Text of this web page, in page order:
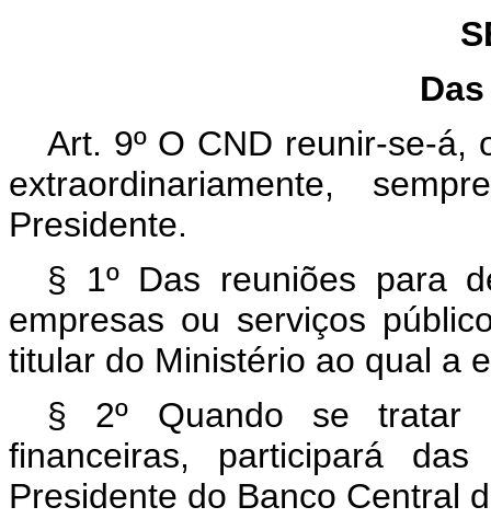
Art. 9º O CND reunir-se-á,
extraordinariamente,
Presidente.
§ 1º Das reuniões para
empresas ou serviços
titular do Ministério ao qual a
§ 2º Quando se tratar
financeiras, participará
Presidente do Banco Central